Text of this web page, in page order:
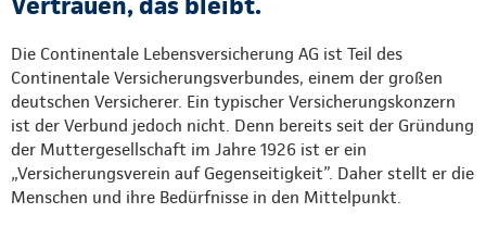
Die Continentale Lebensversicherung AG ist Teil des
Continentale Versicherungsverbundes, einem der großen
deutschen Versicherer. Ein typischer Versicherungskonzern
ist der Verbund jedoch nicht. Denn bereits seit der Gründung
der Muttergesellschaft im Jahre 1926 ist er ein
„Versicherungsverein auf Gegenseitigkeit”. Daher stellt er die
Menschen und ihre Bedürfnisse in den Mittelpunkt.